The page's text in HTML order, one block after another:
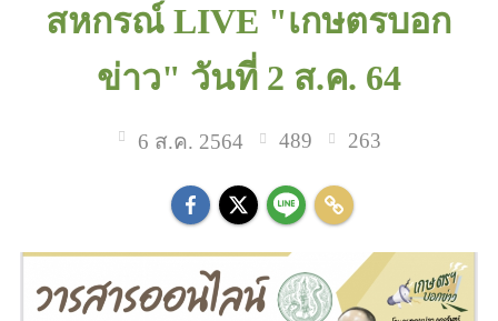
สหกรณ์ LIVE "เกษตรบอก
ข่าว" วันที่ 2 ส.ค. 64
6 ส.ค. 2564 489 263